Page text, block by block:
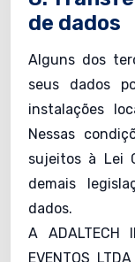
de dados
Alguns dos
seus dados
instalações
Nessas
sujeitos à Lei
demais
dados.
A ADALTECH
EVENTOS